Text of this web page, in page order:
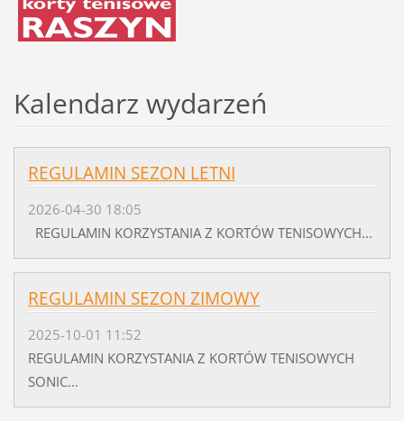
Kalendarz wydarzeń
REGULAMIN SEZON LETNI
2026-04-30 18:05
REGULAMIN KORZYSTANIA Z KORTÓW TENISOWYCH...
REGULAMIN SEZON ZIMOWY
2025-10-01 11:52
REGULAMIN KORZYSTANIA Z KORTÓW TENISOWYCH
SONIC...